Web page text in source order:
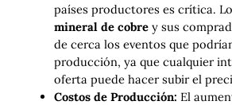
países productores es crítica.
mineral de cobre y sus
de cerca los eventos que
producción, ya que cualquier
oferta puede hacer subir el
Costos de Producción: El